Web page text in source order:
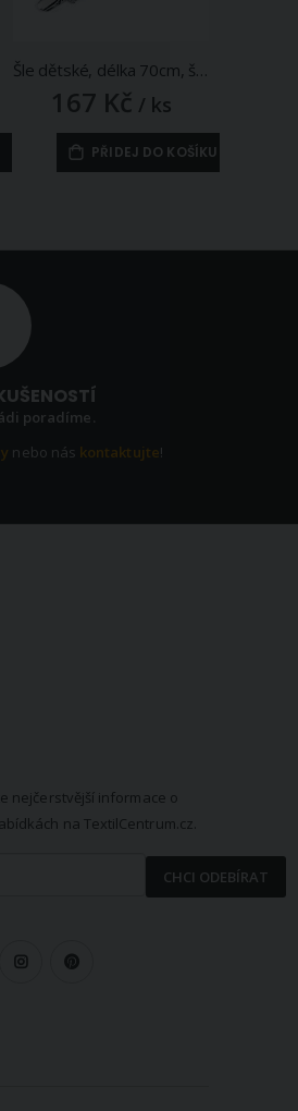
Šle dětské, délka 70cm, šíře 2,5cm, tvar Y, šedozelená světlá maskáč, 650249/26
167 Kč / ks
PŘIDEJ DO KOŠÍKU
poradíme.
nebo nás kontaktujte!
nejčerstvější informace o
na TextilCentrum.cz.
CHCI ODEBÍRAT